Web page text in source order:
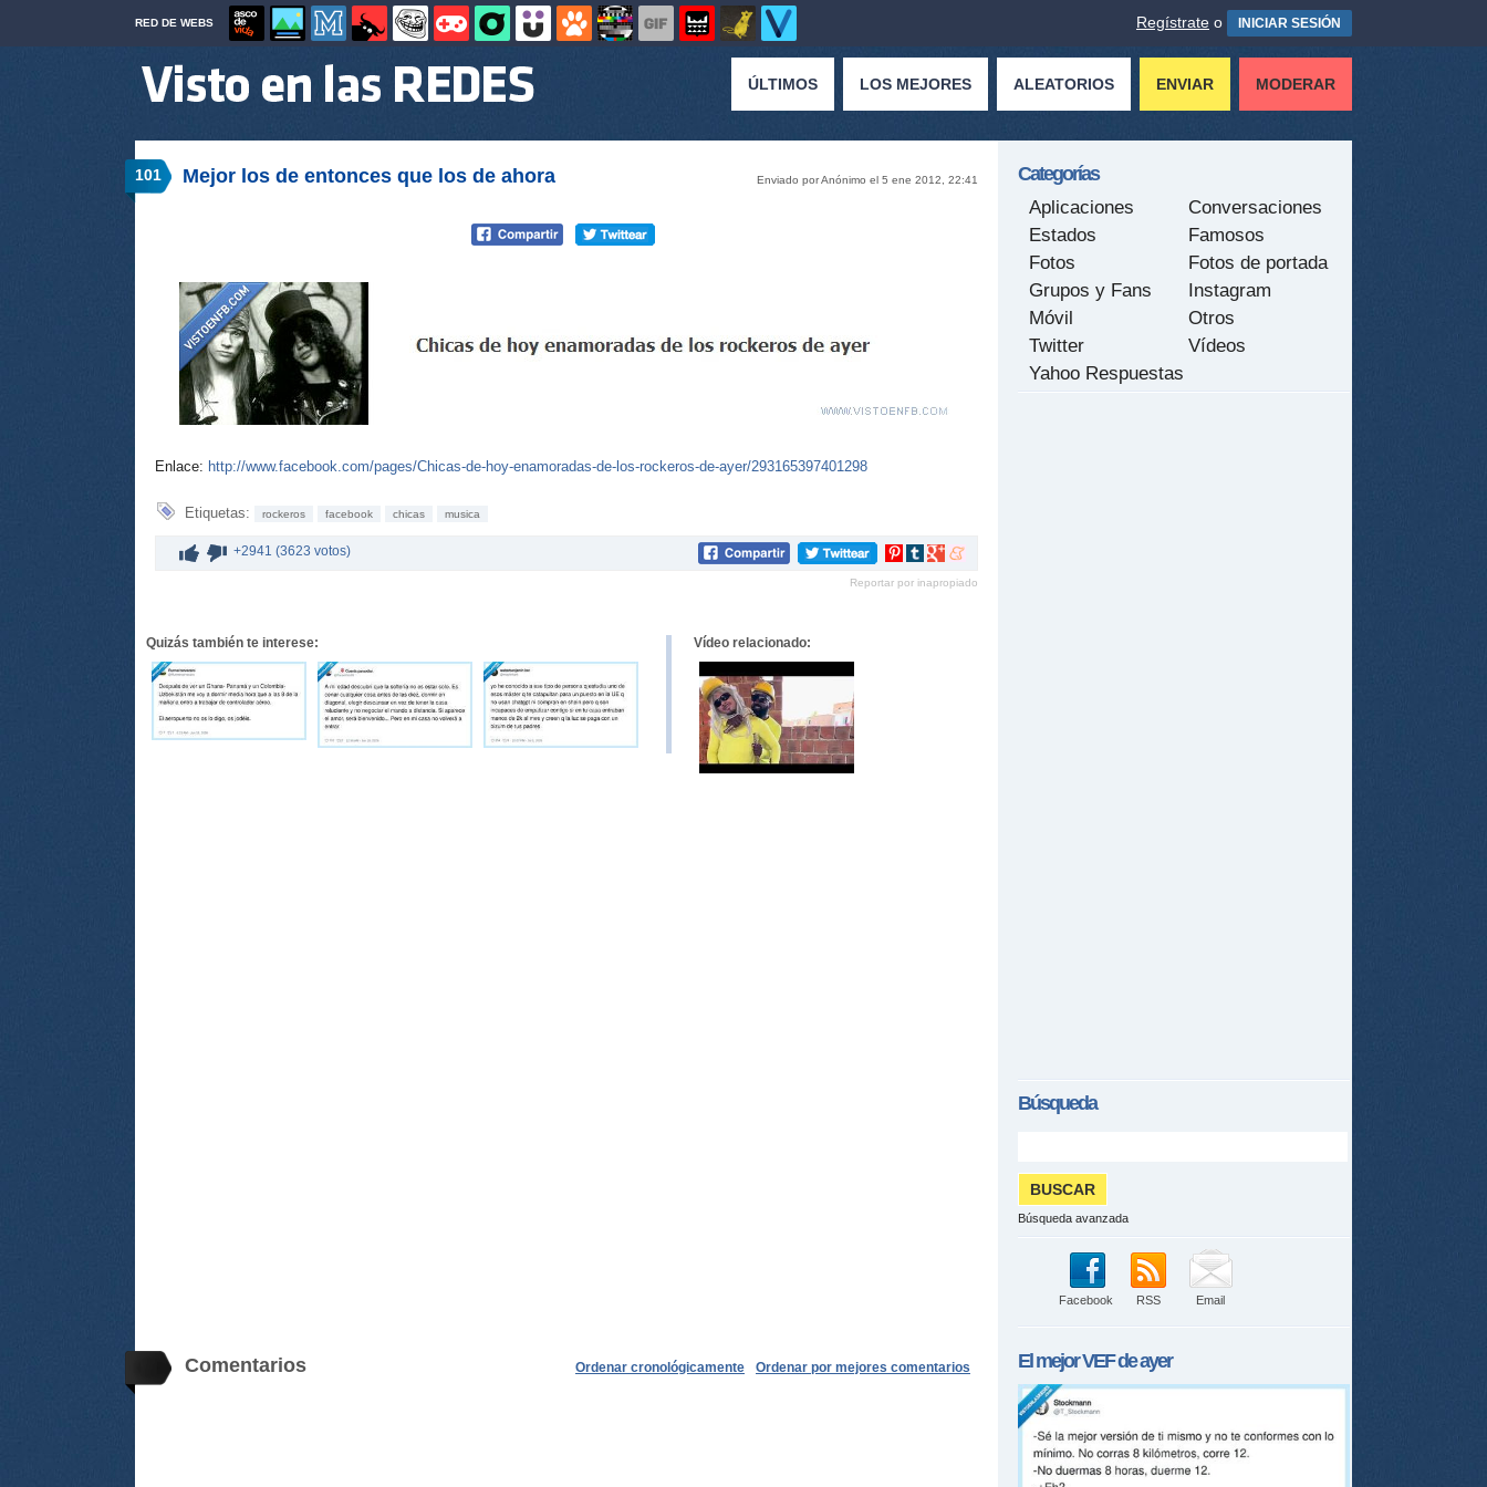
RED DE WEBS Regístrate o INICIAR SESIÓN
ÚLTIMOS LOS MEJORES ALEATORIOS ENVIAR MODERAR
101 Enviado por Anónimo el 5 ene 2012, 22:41
Mejor los de entonces que los de ahora
Enlace: http://www.facebook.com/pages/Chicas-de-hoy-enamoradas-de-los-rockeros-de-ayer/293165397401298
Etiquetas: rockeros facebook chicas musica
+2941 (3623 votos)
Compartir
Pinterest
Compartir
tumblr
Compartir
Google+
Compartir
meneame
Reportar por inapropiado
Quizás también te interese: Vídeo relacionado:
Comentarios Ordenar por mejores comentarios
Ordenar cronológicamente
Categorías
Aplicaciones
Conversaciones
Estados
Famosos
Fotos
Fotos de portada
Grupos y Fans
Instagram
Móvil
Otros
Twitter
Vídeos
Yahoo Respuestas
Búsqueda
Búsqueda avanzada
Facebook RSS Email
El mejorVEFde ayer